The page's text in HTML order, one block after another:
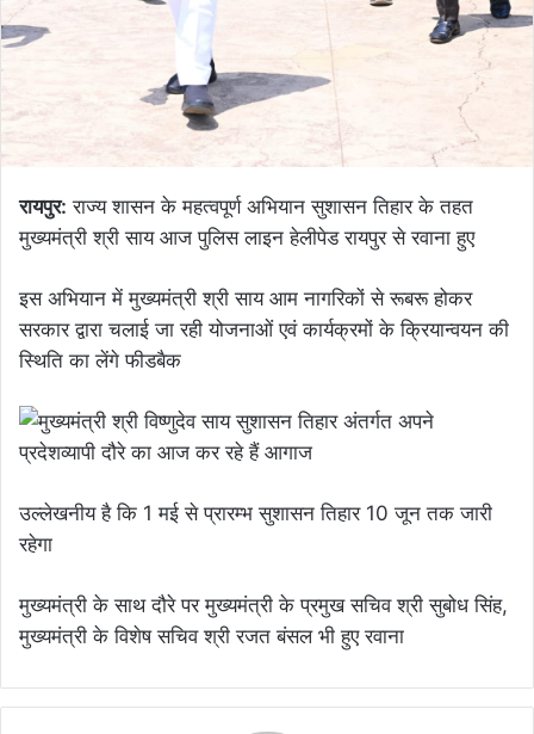
रायपुर: राज्य शासन के महत्वपूर्ण अभियान सुशासन तिहार के तहत
मुख्यमंत्री श्री साय आज पुलिस लाइन हेलीपेड रायपुर से रवाना हुए
इस अभियान में मुख्यमंत्री श्री साय आम नागरिकों से रूबरू होकर
सरकार द्वारा चलाई जा रही योजनाओं एवं कार्यक्रमों के क्रियान्वयन की
स्थिति का लेंगे फीडबैक
उल्लेखनीय है कि 1 मई से प्रारम्भ सुशासन तिहार 10 जून तक जारी
रहेगा
मुख्यमंत्री के साथ दौरे पर मुख्यमंत्री के प्रमुख सचिव श्री सुबोध सिंह,
मुख्यमंत्री के विशेष सचिव श्री रजत बंसल भी हुए रवाना